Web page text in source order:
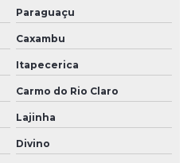
Paraguaçu
Caxambu
Itapecerica
Carmo do Rio Claro
Lajinha
Divino